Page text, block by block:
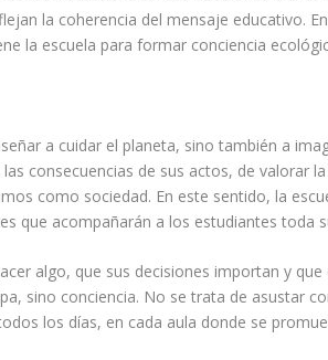
la coherencia del mensaje educativo.
la escuela para formar conciencia
a cuidar el planeta, sino también a
consecuencias de sus actos, de valorar
como sociedad. En este sentido, la
que acompañarán a los estudiantes toda
algo, que sus decisiones importan y
sino conciencia. No se trata de asustar
los días, en cada aula donde se